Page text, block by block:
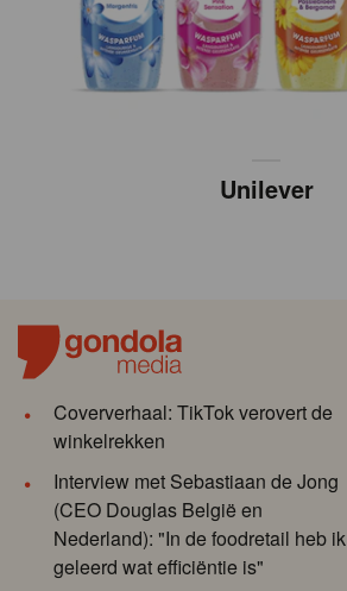
Unilever
Coververhaal: TikTok verovert de
winkelrekken
Interview met Sebastiaan de Jong
(CEO Douglas België en
Nederland): "In de foodretail heb ik
geleerd wat efficiëntie is"